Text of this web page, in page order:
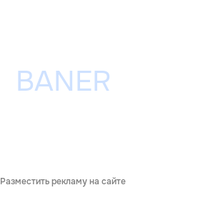
Разместить рекламу на сайте